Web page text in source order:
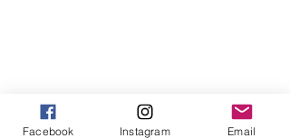
Facebook Instagram Email